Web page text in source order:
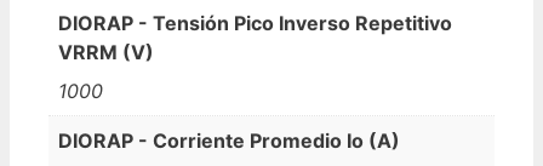
DIORAP - Tensión Pico Inverso Repetitivo
VRRM (V)
1000
DIORAP - Corriente Promedio Io (A)